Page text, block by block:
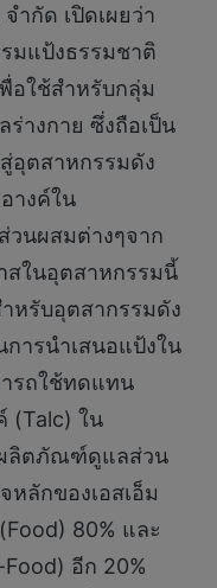
ำกัด เปิดเผยว่า
รมแป้งธรรมชาติ
อใช้สำหรับกลุ่ม
างกาย ซึ่งถือเป็น
อุตสาหกรรมดัง
างค์ใน
วนผสมต่างๆจาก
สในอุตสาหกรรมนี้
หรับอุตสากรรมดัง
ารนำเสนอแป้งใน
ารถใช้ทดแทน
(Talc) ใน
ผลิตภัณฑ์ดูแลส่วน
ลักของเอสเอ็ม
80% และ
อีก 20%